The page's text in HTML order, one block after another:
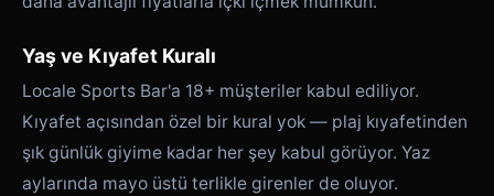
Yaş ve Kıyafet Kuralı
Locale Sports Bar'a 18+ müşteriler kabul ediliyor.
Kıyafet açısından özel bir kural yok — plaj kıyafetinden
şık günlük giyime kadar her şey kabul görüyor. Yaz
aylarında mayo üstü terlikle girenler de oluyor.